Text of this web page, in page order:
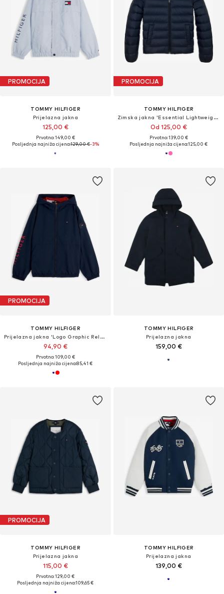
PROMOCIJA
TOMMY HILFIGER
Prijelazna jakna
125,00 €
Prvotno: 149,00 €
Posljednja najniža cijena:129,00 €-3%
PROMOCIJA
TOMMY HILFIGER
Zimska jakna 'Essential Lightweight Down'
Od 125,00 €
Prvotno: 139,00 €
Posljednja najniža cijena:125,00 €
PROMOCIJA
TOMMY HILFIGER
Prijelazna jakna 'Logo Graphic Relaxed'
94,90 €
Prvotno: 109,00 €
Posljednja najniža cijena:85,41 €
TOMMY HILFIGER
Prijelazna jakna
159,00 €
PROMOCIJA
TOMMY HILFIGER
Prijelazna jakna
115,00 €
Prvotno: 129,00 €
Posljednja najniža cijena:109,65 €
TOMMY HILFIGER
Prijelazna jakna
139,00 €